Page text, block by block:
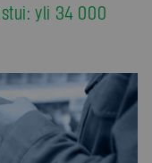
yli 34 000